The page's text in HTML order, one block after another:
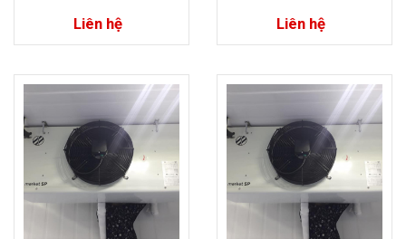
Liên hệ Liên hệ